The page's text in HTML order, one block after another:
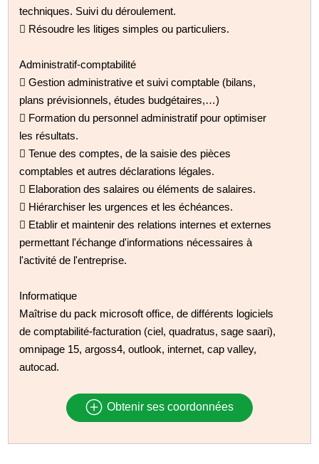
techniques. Suivi du déroulement.
 Résoudre les litiges simples ou particuliers.
Administratif-comptabilité
 Gestion administrative et suivi comptable (bilans,
plans prévisionnels, études budgétaires,…)
 Formation du personnel administratif pour optimiser
les résultats.
 Tenue des comptes, de la saisie des pièces
comptables et autres déclarations légales.
 Elaboration des salaires ou éléments de salaires.
 Hiérarchiser les urgences et les échéances.
 Etablir et maintenir des relations internes et externes
permettant l'échange d'informations nécessaires à
l'activité de l'entreprise.
Informatique
Maîtrise du pack microsoft office, de différents logiciels
de comptabilité-facturation (ciel, quadratus, sage saari),
omnipage 15, argoss4, outlook, internet, cap valley,
autocad.
Obtenir ses coordonnées